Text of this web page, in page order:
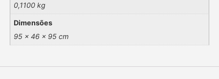
0,1100 kg
Dimensões
95 × 46 × 95 cm